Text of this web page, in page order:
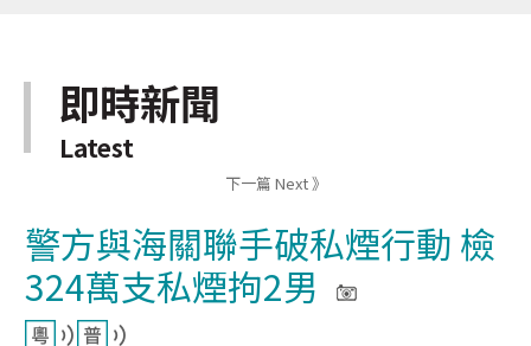
即時新聞
Latest
下一篇 Next 》
警方與海關聯手破私煙行動 檢
324萬支私煙拘2男